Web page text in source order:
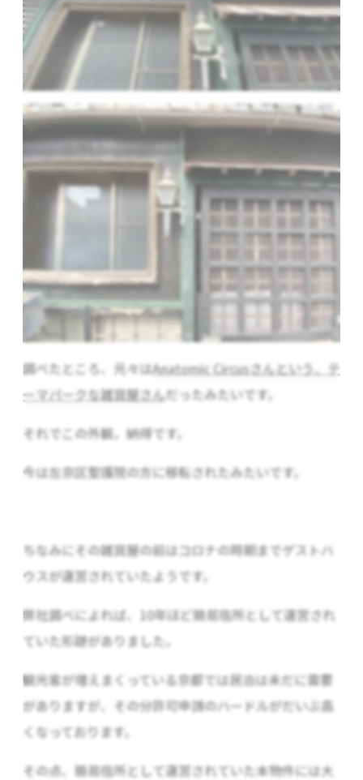
調べたところ、元々はAnatomic Circusさんという、テ
ーマパークな雑貨屋さんだったみたいです。
それでこの外観。納得です。
今は左京区聖護院の方に移転されたみたいです。
ちなみにその雑貨屋の前はコロナの時期までゲストハ
ウスが運営されていたようです。
弊社調べによれば、10年ほど簡易宿所として運営され
ていた形跡がありました。
観光客が増えまくっている京都では民泊は未だに需要
がありますが、その分許可申請のハードルがだいぶ高
くなっております。
その点、簡易宿所として運営されていた本物件には大